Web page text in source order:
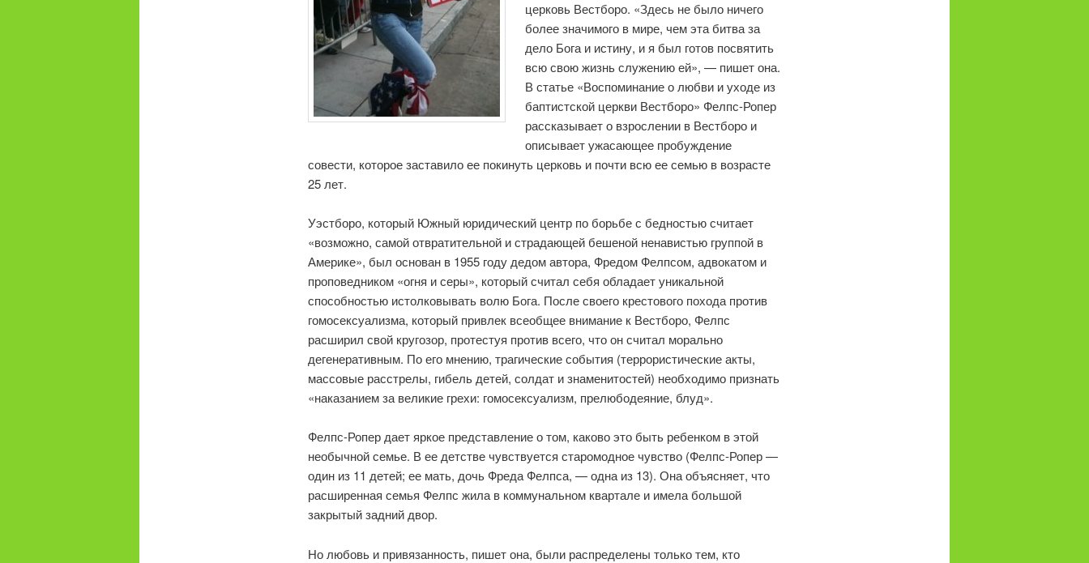
церковь Вестборо. «Здесь не было ничего
более значимого в мире, чем эта битва за
дело Бога и истину, и я был готов посвятить
всю свою жизнь служению ей», — пишет она.
В статье «Воспоминание о любви и уходе из
баптистской церкви Вестборо» Фелпс-Ропер
рассказывает о взрослении в Вестборо и
описывает ужасающее пробуждение
совести, которое заставило ее покинуть церковь и почти всю ее семью в возрасте
25 лет.
Уэстборо, который Южный юридический центр по борьбе с бедностью считает
«возможно, самой отвратительной и страдающей бешеной ненавистью группой в
Америке», был основан в 1955 году дедом автора, Фредом Фелпсом, адвокатом и
проповедником «огня и серы», который считал себя обладает уникальной
способностью истолковывать волю Бога. После своего крестового похода против
гомосексуализма, который привлек всеобщее внимание к Вестборо, Фелпс
расширил свой кругозор, протестуя против всего, что он считал морально
дегенеративным. По его мнению, трагические события (террористические акты,
массовые расстрелы, гибель детей, солдат и знаменитостей) необходимо признать
«наказанием за великие грехи: гомосексуализм, прелюбодеяние, блуд».
Фелпс-Ропер дает яркое представление о том, каково это быть ребенком в этой
необычной семье. В ее детстве чувствуется старомодное чувство (Фелпс-Ропер —
один из 11 детей; ее мать, дочь Фреда Фелпса, — одна из 13). Она объясняет, что
расширенная семья Фелпс жила в коммунальном квартале и имела большой
закрытый задний двор.
Но любовь и привязанность, пишет она, были распределены только тем, кто